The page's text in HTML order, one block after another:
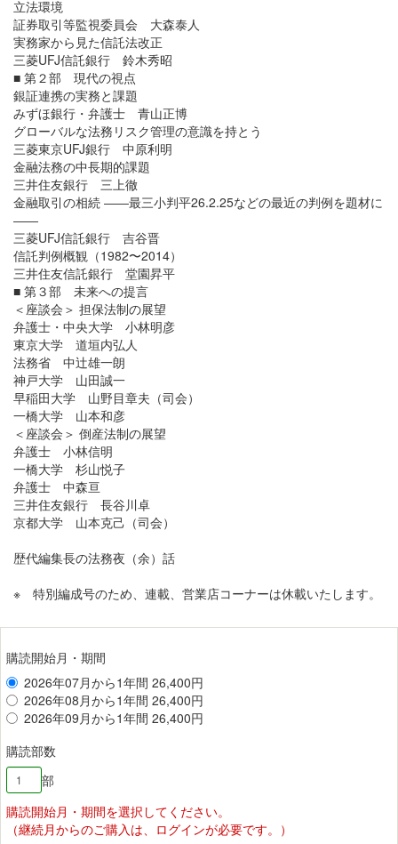
立法環境
証券取引等監視委員会 大森泰人
実務家から見た信託法改正
三菱UFJ信託銀行 鈴木秀昭
■ 第２部 現代の視点
銀証連携の実務と課題
みずほ銀行・弁護士 青山正博
グローバルな法務リスク管理の意識を持とう
三菱東京UFJ銀行 中原利明
金融法務の中長期的課題
三井住友銀行 三上徹
金融取引の相続 ――最三小判平26.2.25などの最近の判例を題材に
――
三菱UFJ信託銀行 吉谷晋
信託判例概観（1982〜2014）
三井住友信託銀行 堂園昇平
■ 第３部 未来への提言
＜座談会＞ 担保法制の展望
弁護士・中央大学 小林明彦
東京大学 道垣内弘人
法務省 中辻雄一朗
神戸大学 山田誠一
早稲田大学 山野目章夫（司会）
一橋大学 山本和彦
＜座談会＞ 倒産法制の展望
弁護士 小林信明
一橋大学 杉山悦子
弁護士 中森亘
三井住友銀行 長谷川卓
京都大学 山本克己（司会）
歴代編集長の法務夜（余）話
※ 特別編成号のため、連載、営業店コーナーは休載いたします。
購読開始月・期間
2026年07月から1年間 26,400円
2026年08月から1年間 26,400円
2026年09月から1年間 26,400円
購読部数
部
購読開始月・期間を選択してください。
（継続月からのご購入は、ログインが必要です。）